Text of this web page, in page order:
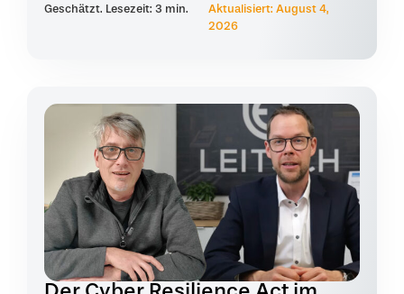
Geschätzt. Lesezeit: 3 min.
Aktualisiert: August 4,
2026